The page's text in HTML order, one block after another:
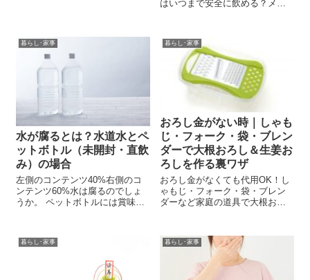
はいつまで安全に飲める？メー
役立つ情報満載です。
暮らし･家事
水が腐るとは？水道水とペ
ットボトル（未開封・直飲
み）の場合
左側のコンテンツ40%右側のコ
ンテンツ60%水は腐るのでしょ
うか。 ペットボトルには賞味期
くなるのでしょうか？ なぜ、ど
暮らし･家事
おろし金がない時｜しゃも
じ・フォーク・袋・ブレン
ダーで大根おろし＆生姜お
ろしを作る裏ワザ
おろし金がなくても代用OK！し
ゃもじ・フォーク・袋・ブレン
ダーなど家庭の道具で大根おろ
【生活の知恵】
暮らし･家事 暮らし･家事